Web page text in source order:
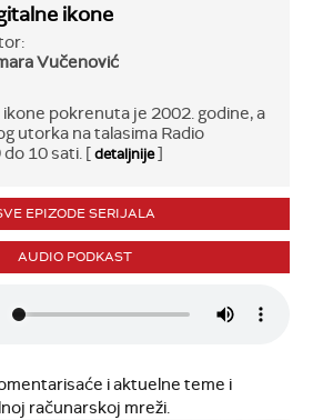
ikone
Vučenović
pokrenuta je 2002. godine, a
utorka na talasima Radio
10 sati. [detaljnije]
EPIZODE SERIJALA
AUDIO PODKAST
i aktuelne teme i
računarskoj mreži.